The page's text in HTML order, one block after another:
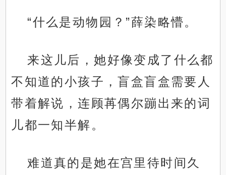
“什么是动物园？”薛染略懵。
来这儿后，她好像变成了什么都
不知道的小孩子，盲盒盲盒需要人
带着解说，连顾苒偶尔蹦出来的词
儿都一知半解。
难道真的是她在宫里待时间久